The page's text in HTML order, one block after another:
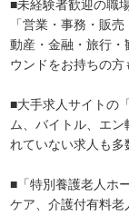
■未経験者歓迎の職
「営業・事務・販
動産・金融・旅行・
ウンドをお持ちの方
■大手求人サイトの
ム、バイトル、エ
れていない求人も多
■「特別養護老人ホ
ケア、介護付有料